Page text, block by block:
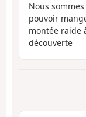
Nous
pouvoir
montée raide
découverte